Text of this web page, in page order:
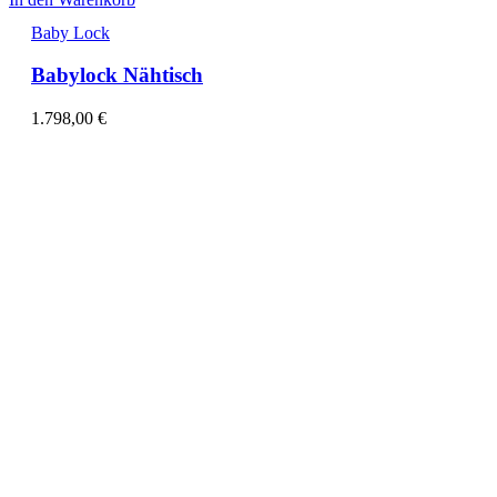
Baby Lock
Babylock Nähtisch
1.798,00 €